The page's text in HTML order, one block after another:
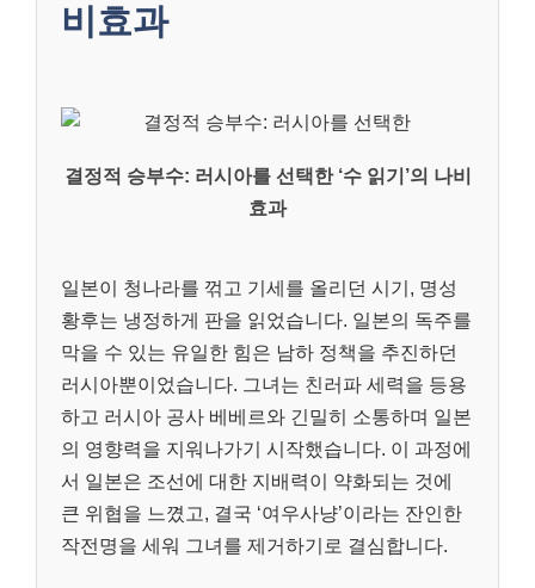
비효과
결정적 승부수: 러시아를 선택한 ‘수 읽기’의 나비
효과
일본이 청나라를 꺾고 기세를 올리던 시기, 명성
황후는 냉정하게 판을 읽었습니다. 일본의 독주를
막을 수 있는 유일한 힘은 남하 정책을 추진하던
러시아뿐이었습니다. 그녀는 친러파 세력을 등용
하고 러시아 공사 베베르와 긴밀히 소통하며 일본
의 영향력을 지워나가기 시작했습니다. 이 과정에
서 일본은 조선에 대한 지배력이 약화되는 것에
큰 위협을 느꼈고, 결국 ‘여우사냥’이라는 잔인한
작전명을 세워 그녀를 제거하기로 결심합니다.